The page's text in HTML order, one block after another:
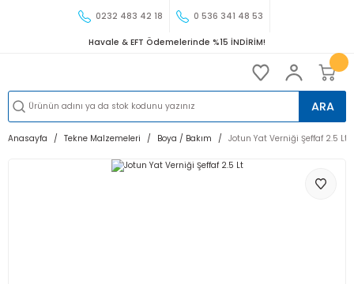
0232 483 42 18 0 536 341 48 53
Havale & EFT Ödemelerinde %15 İNDİRİM!
ARA
Anasayfa Tekne Malzemeleri Boya / Bakım Jotun Yat Verniği Şeffaf 2.5 Lt